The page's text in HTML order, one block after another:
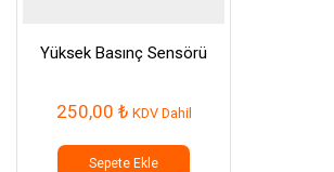
Yüksek Basınç Sensörü
250,00 ₺ KDV Dahil
Sepete Ekle